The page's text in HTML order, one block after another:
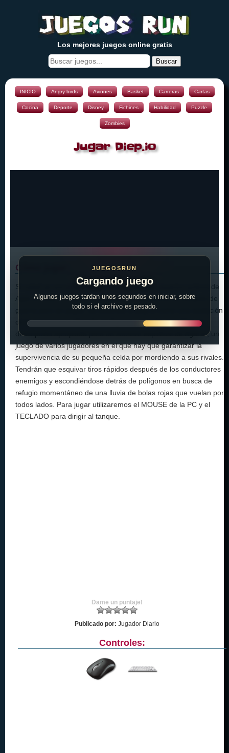
Los mejores juegos online gratis
Buscar
INICIO Angry birds Aviones Basket Carreras Cartas
Cocina Deporte Disney Fichines Habilidad Puzzle
Zombies
Jugar Diep.io
JUEGOSRUN
Cargando juego
Algunos juegos tardan unos segundos en iniciar, sobre
todo si el archivo es pesado.
Cómo jugar:
Si usted se encuentra entre los millones de usuarios activos de
Agar.io, diep.io está ofreciendo una experiencia de tanques de
guerra pero en papel. Se describe a diep.io como una evolución
de la experiencia ofrecida en Agar.io, un éxito viral. Eso es
descripción apropiada para un sucesor espiritual de Agar.io, un
juego de varios jugadores en el que hay que garantizar la
supervivencia de su pequeña celda por mordiendo a sus rivales.
Tendrán que esquivar tiros rápidos después de los conductores
enemigos y escondiéndose detrás de polígonos en busca de
refugio momentáneo de una lluvia de bolas rojas que vuelan por
todos lados. Para jugar utilizaremos el MOUSE de la PC y el
TECLADO para dirigir al tanque.
Dame un puntaje!
Publicado por: Jugador Diario
Controles: